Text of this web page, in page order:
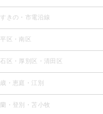
きの・市電沿線
区・南区
区・厚別区・清田区
・恵庭・江別
・登別・苫小牧